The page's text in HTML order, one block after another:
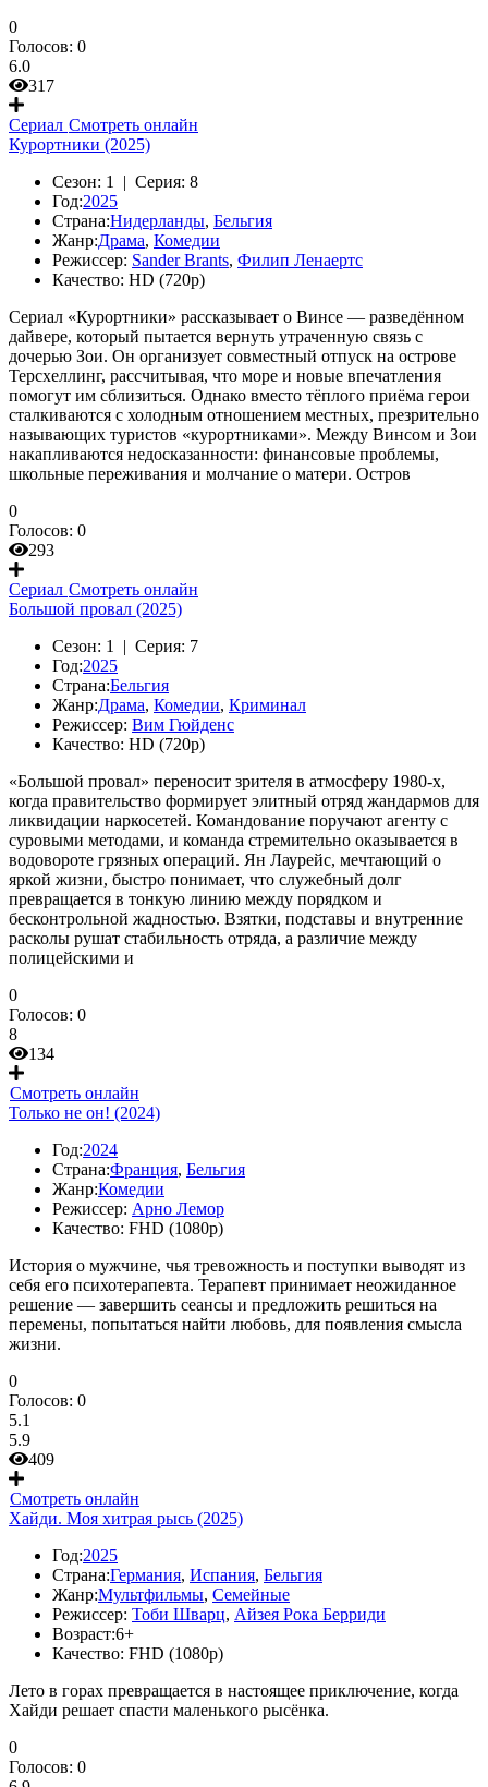
0
Голосов: 0
6.0
317
Сериал Смотреть онлайн
Курортники (2025)
Сезон: 1 | Серия: 8
Год:2025
Страна:Нидерланды, Бельгия
Жанр:Драма, Комедии
Режиссер: Sander Brants, Филип Ленаертс
Качество: HD (720p)
Сериал «Курортники» рассказывает о Винсе — разведённом
дайвере, который пытается вернуть утраченную связь с
дочерью Зои. Он организует совместный отпуск на острове
Терсхеллинг, рассчитывая, что море и новые впечатления
помогут им сблизиться. Однако вместо тёплого приёма герои
сталкиваются с холодным отношением местных, презрительно
называющих туристов «курортниками». Между Винсом и Зои
накапливаются недосказанности: финансовые проблемы,
школьные переживания и молчание о матери. Остров
0
Голосов: 0
293
Сериал Смотреть онлайн
Большой провал (2025)
Сезон: 1 | Серия: 7
Год:2025
Страна:Бельгия
Жанр:Драма, Комедии, Криминал
Режиссер: Вим Гюйденс
Качество: HD (720p)
«Большой провал» переносит зрителя в атмосферу 1980-х,
когда правительство формирует элитный отряд жандармов для
ликвидации наркосетей. Командование поручают агенту с
суровыми методами, и команда стремительно оказывается в
водовороте грязных операций. Ян Лаурейс, мечтающий о
яркой жизни, быстро понимает, что служебный долг
превращается в тонкую линию между порядком и
бесконтрольной жадностью. Взятки, подставы и внутренние
расколы рушат стабильность отряда, а различие между
полицейскими и
0
Голосов: 0
8
134
Смотреть онлайн
Только не он! (2024)
Год:2024
Страна:Франция, Бельгия
Жанр:Комедии
Режиссер: Арно Лемор
Качество: FHD (1080p)
История о мужчине, чья тревожность и поступки выводят из
себя его психотерапевта. Терапевт принимает неожиданное
решение — завершить сеансы и предложить решиться на
перемены, попытаться найти любовь, для появления смысла
жизни.
0
Голосов: 0
5.1
5.9
409
Смотреть онлайн
Хайди. Моя хитрая рысь (2025)
Год:2025
Страна:Германия, Испания, Бельгия
Жанр:Мультфильмы, Семейные
Режиссер: Тоби Шварц, Айзея Рока Берриди
Возраст:6+
Качество: FHD (1080p)
Лето в горах превращается в настоящее приключение, когда
Хайди решает спасти маленького рысёнка.
0
Голосов: 0